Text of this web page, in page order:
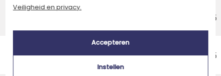
Voordelig afhaalpunt
Woensdag 12 augustus 2026
€ 5,25
Voordelig thuisbezorging
Geschatte afleverdatum
Donderdag 13 augustus 2026
€ 5,95
Veiligheid en privacy.
Accepteren
Instellen